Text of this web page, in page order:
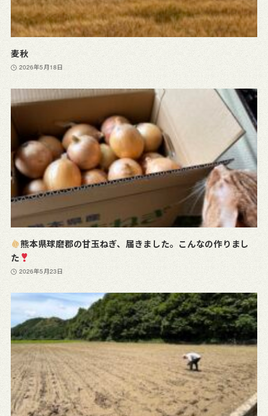
麦秋
2026年5月18日
熊本県球磨郡の甘玉ねぎ、届きました。こんなの作りまし
た
2026年5月23日